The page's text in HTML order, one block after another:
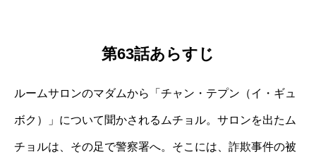
第63話あらすじ
ルームサロンのマダムから「チャン・テプン（イ・ギュ
ボク）」について聞かされるムチョル。サロンを出たム
チョルは、その足で警察署へ。そこには、詐欺事件の被